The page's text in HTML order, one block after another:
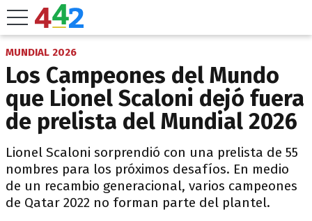
MUNDIAL 2026
Los Campeones del Mundo
que Lionel Scaloni dejó fuera
de prelista del Mundial 2026
Lionel Scaloni sorprendió con una prelista de 55
nombres para los próximos desafíos. En medio
de un recambio generacional, varios campeones
de Qatar 2022 no forman parte del plantel.